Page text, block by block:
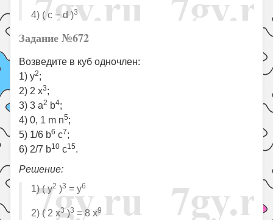
4) ( c − d )3
Задание №672
Возведите в куб одночлен:
1) y2;
2) 2 x3;
3) 3 a2 b4;
4) 0, 1 m n5;
5) 1/6 b6 c7;
6) 2/7 b10 c15.
Решение:
1) ( y2 )3 = y6
2) ( 2 x3)3 = 8 x9